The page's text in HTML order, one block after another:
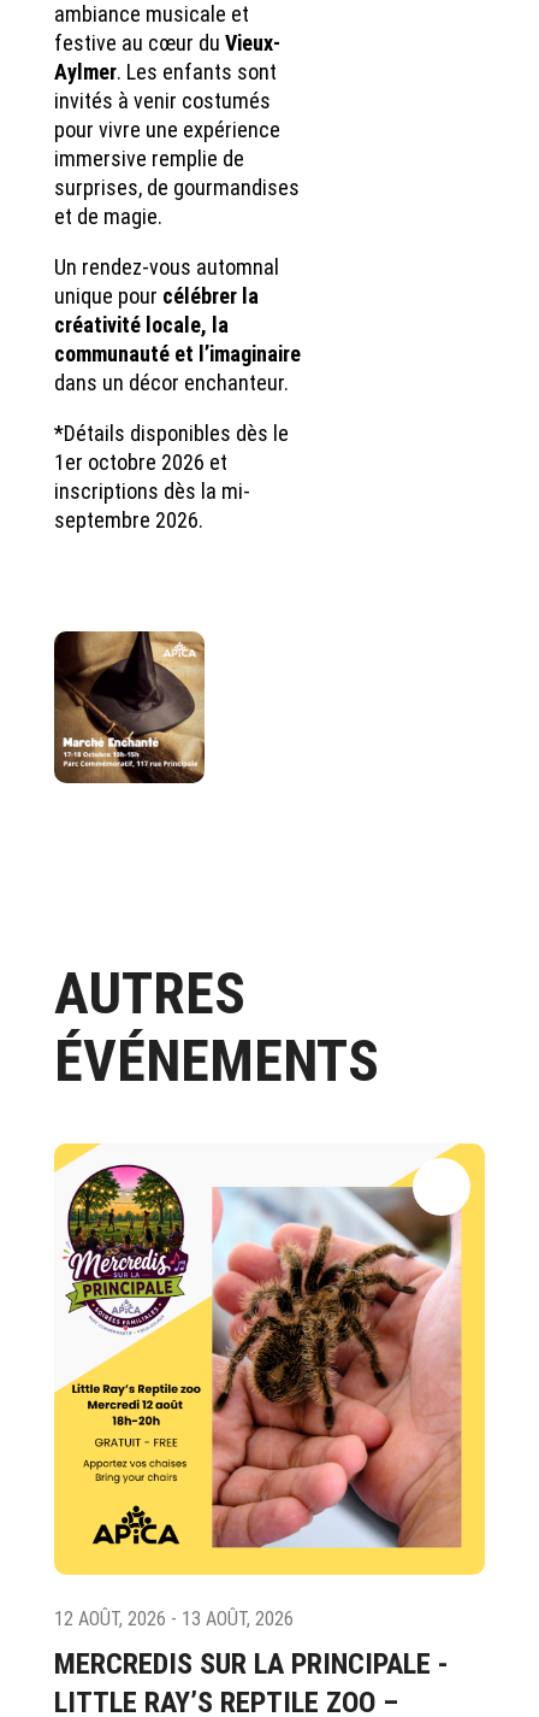
ambiance musicale et
festive au cœur du Vieux-
Aylmer. Les enfants sont
invités à venir costumés
pour vivre une expérience
immersive remplie de
surprises, de gourmandises
et de magie.
Un rendez-vous automnal
unique pour célébrer la
créativité locale, la
communauté et l’imaginaire
dans un décor enchanteur.
*Détails disponibles dès le
1er octobre 2026 et
inscriptions dès la mi-
septembre 2026.
AUTRES
ÉVÉNEMENTS
12 AOÛT, 2026 - 13 AOÛT, 2026
MERCREDIS SUR LA PRINCIPALE -
LITTLE RAY’S REPTILE ZOO –